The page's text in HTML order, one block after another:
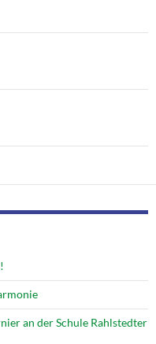
an der Schule Rahlstedter